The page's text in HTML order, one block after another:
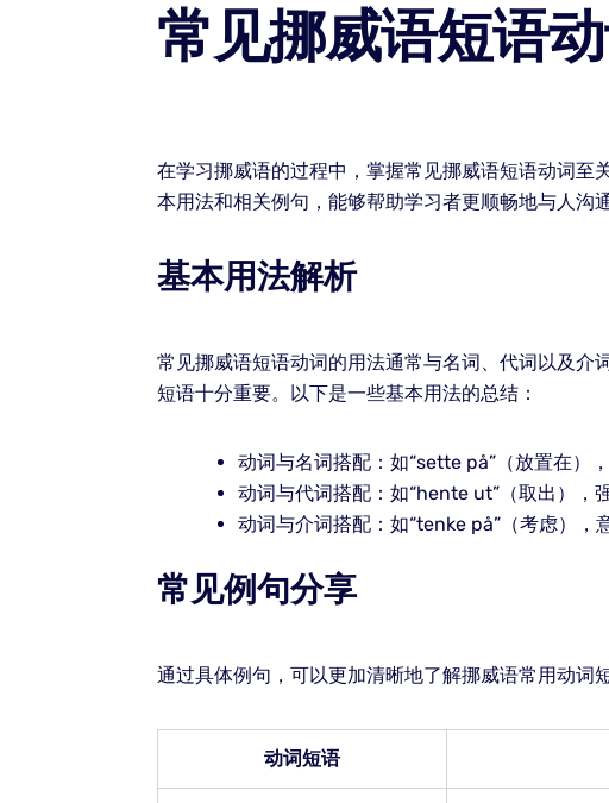
常见挪威语短语
在学习挪威语的过程中，掌握常见挪威语短语动词至
本用法和相关例句，能够帮助学习者更顺畅地与人沟通
基本用法解析
常见挪威语短语动词的用法通常与名词、代词以及介
短语十分重要。以下是一些基本用法的总结：
动词与名词搭配：如“sette på”（放置在）
动词与代词搭配：如“hente ut”（取出），
动词与介词搭配：如“tenke på”（考虑），
常见例句分享
通过具体例句，可以更加清晰地了解挪威语常用动词
动词短语